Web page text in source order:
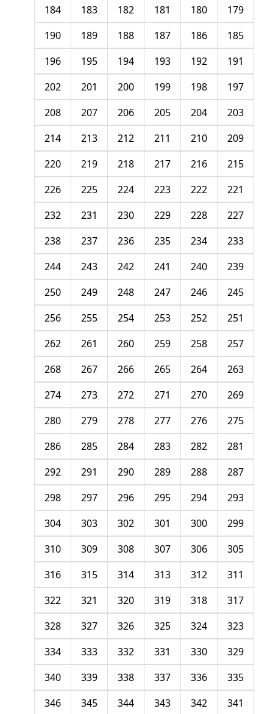
179
180
181
182
183
184
185
186
187
188
189
190
191
192
193
194
195
196
197
198
199
200
201
202
203
204
205
206
207
208
209
210
211
212
213
214
215
216
217
218
219
220
221
222
223
224
225
226
227
228
229
230
231
232
233
234
235
236
237
238
239
240
241
242
243
244
245
246
247
248
249
250
251
252
253
254
255
256
257
258
259
260
261
262
263
264
265
266
267
268
269
270
271
272
273
274
275
276
277
278
279
280
281
282
283
284
285
286
287
288
289
290
291
292
293
294
295
296
297
298
299
300
301
302
303
304
305
306
307
308
309
310
311
312
313
314
315
316
317
318
319
320
321
322
323
324
325
326
327
328
329
330
331
332
333
334
335
336
337
338
339
340
341
342
343
344
345
346